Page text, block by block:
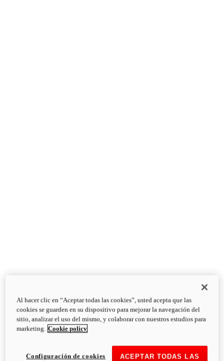
Diavel
V4
Diavel V4
126 NmTorque
223 kg
PESO HÚMEDO SIN
Al hacer clic en “Aceptar todas las cookies”, usted acepta que las
cookies se guarden en su dispositivo para mejorar la navegación del
sitio, analizar el uso del mismo, y colaborar con nuestros estudios para
marketing. Cookie policy
ACEPTAR TODAS LAS
Configuración de cookies